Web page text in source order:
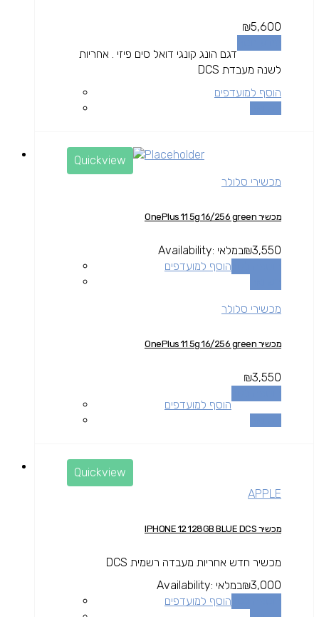
₪5,600
דגם הונג קונגי דואל סים פיזי . אחריות
לשנה מעבדת DCS
הוסף למועדפים
Quickview
מכשירי סלולר
מכשיר OnePlus 11 5g 16/256 green
₪3,550
Availability: במלאי
הוסף למועדפים
מכשירי סלולר
מכשיר OnePlus 11 5g 16/256 green
₪3,550
הוסף למועדפים
Quickview
APPLE
מכשיר IPHONE 12 128GB BLUE DCS
מכשיר חדש אחריות מעבדה רשמית DCS
₪3,000
Availability: במלאי
הוסף למועדפים